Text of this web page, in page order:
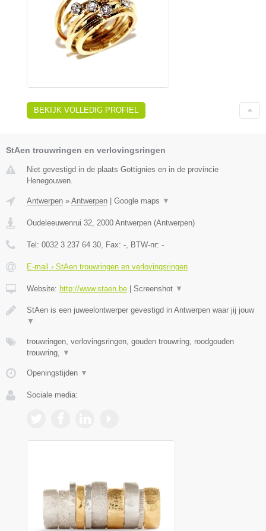
BEKIJK VOLLEDIG PROFIEL
StAen trouwringen en verlovingsringen
Niet gevestigd in de plaats Gottignies en in de provincie
Henegouwen.
Antwerpen » Antwerpen Google maps ▼
Oudeleeuwenrui 32, 2000 Antwerpen (Antwerpen)
Tel: 0032 3 237 64 30, Fax: -, BTW-nr: -
E-mail › StAen trouwringen en verlovingsringen
Website: http://www.staen.be Screenshot ▼
StAen is een juweelontwerper gevestigd in Antwerpen waar jij jouw
▼
trouwringen, verlovingsringen, gouden trouwring, roodgouden
trouwring, ▼
Openingstijden ▼
Sociale media: